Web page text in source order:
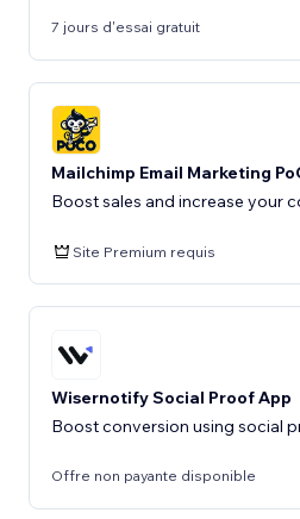
7 jours d'essai gratuit
Mailchimp Email Marketing
Boost sales and increase your
Site Premium requis
Wisernotify Social Proof App
Boost conversion using social
Offre non payante disponible